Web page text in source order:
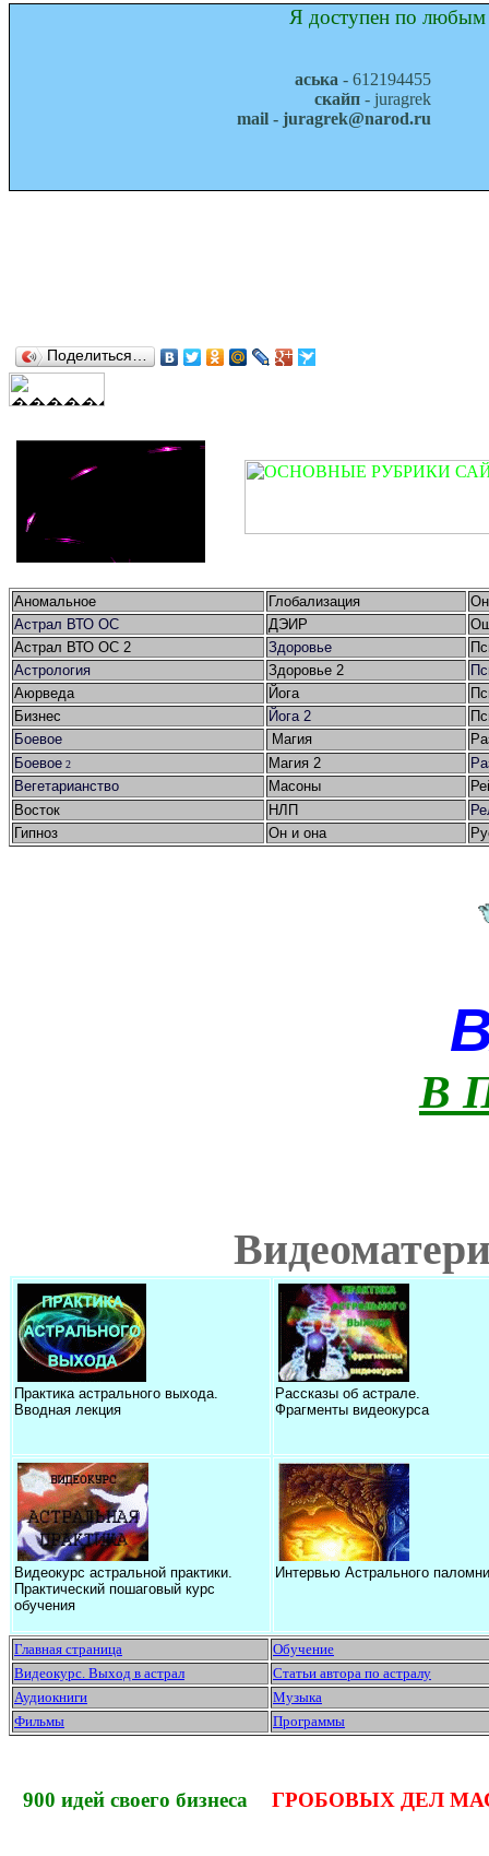
Я доступен по любым
аська - 612194455
скайп - juragrek
mail - juragrek@narod.ru
Поделиться…
Аномальное Глобализация
Астрал ВТО ОС
ДЭИР
Астрал ВТО ОС 2
Здоровье
Астрология
Здоровье 2
Аюрведа
Йога
Бизнес
Йога 2
Боевое
Магия
Боевое 2 Магия 2
Вегетарианство
Масоны
Восток
НЛП
Гипноз
Он и она
В
Практика астрального выхода.
Вводная лекция
Рассказы об астрале.
Фрагменты видеокурса
Видеокурс астральной практики.
Практический пошаговый курс
обучения
Интервью Астрального
Главная страница
Обучение
Видеокурс. Выход в астрал
Статьи автора по астралу
Аудиокниги
Музыка
Фильмы
Программы
900 идей своего бизнеса ГРОБОВЫХ ДЕЛ